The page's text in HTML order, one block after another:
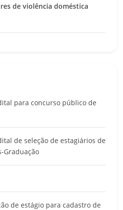
de violência doméstica
para concurso público de
de seleção de estagiários de
Graduação
de estágio para cadastro de